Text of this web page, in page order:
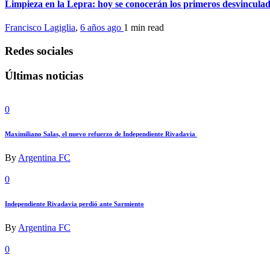
Limpieza en la Lepra: hoy se conocerán los primeros
Francisco Lagiglia, 6 años ago 1 min read
Redes sociales
Últimas noticias
0
Maximiliano Salas, el nuevo refuerzo de Independiente Rivadavia
By Argentina FC
0
Independiente Rivadavia perdió ante Sarmiento
By Argentina FC
0